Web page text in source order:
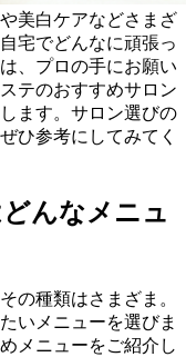
美白ケアなどさまざ
宅でどんなに頑張っ
、プロの手にお願い
テのおすすめサロン
ます。サロン選びの
ひ参考にしてみてく
んなメニュ
の種類はさまざま。
いメニューを選びま
メニューをご紹介し